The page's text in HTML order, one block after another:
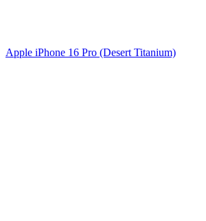
Apple iPhone 16 Pro (Desert Titanium)